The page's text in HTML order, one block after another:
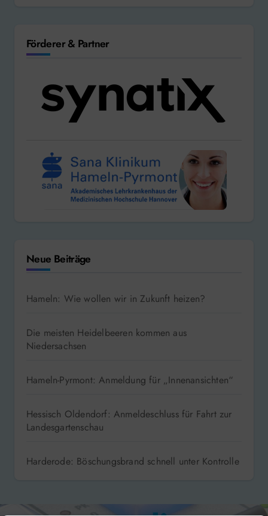
Förderer & Partner
Neue Beiträge
Hameln: Wie wollen wir in Zukunft heizen?
Die meisten Heidelbeeren kommen aus
Niedersachsen
Hameln-Pyrmont: Anmeldung für „Innenansichten“
Hessisch Oldendorf: Anmeldeschluss für Fahrt zur
Landesgartenschau
Harderode: Böschungsbrand schnell unter Kontrolle